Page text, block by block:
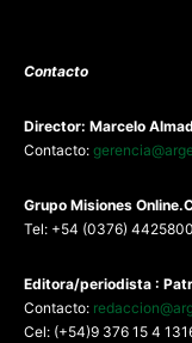
Contacto
Director: Marcelo
Contacto:
Grupo Misiones
Tel: +54 (0376) 4425800
Editora/periodista :
Contacto:
Cel: (+54)9 376 15 4